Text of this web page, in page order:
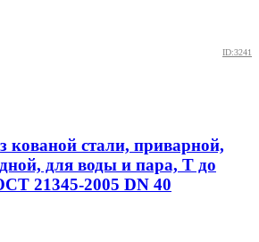
ID:3241
стали, приварной,
для воды и пара, Т до
21345-2005 DN 40